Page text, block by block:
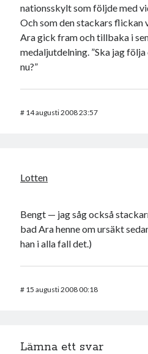
nationsskylt som följde med
Och som den stackars flickan
Ara gick fram och tillbaka i
medaljutdelning. ”Ska jag
nu?”
# 14 augusti 2008 23:57
Lotten
Bengt — jag såg också
bad Ara henne om ursäkt
han i alla fall det.)
# 15 augusti 2008 00:18
Lämna ett svar